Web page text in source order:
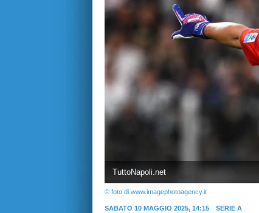
TuttoNapoli.net
© foto di www.imagephotoagency.it
SABATO 10 MAGGIO 2025, 14:15
SERIE A